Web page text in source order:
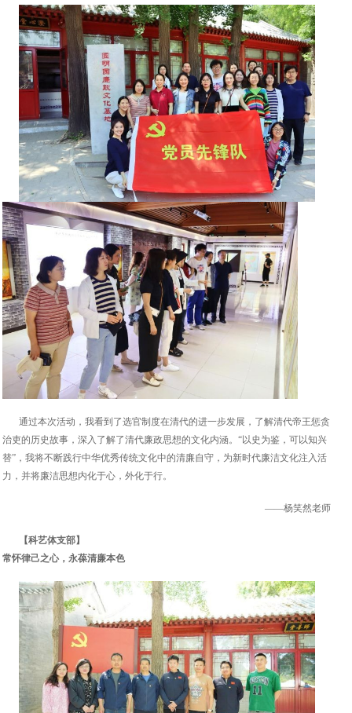
通过本次活动，我看到了选官制度在清代的进一步发展，了解清代帝王惩贪
治吏的历史故事，深入了解了清代廉政思想的文化内涵。“以史为鉴，可以知兴
替”，我将不断践行中华优秀传统文化中的清廉自守，为新时代廉洁文化注入活
力，并将廉洁思想内化于心，外化于行。
——杨笑然老师
【科艺体支部】
常怀律己之心，永葆清廉本色